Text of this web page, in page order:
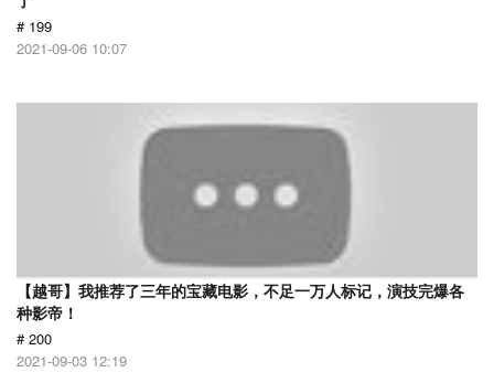
# 199
2021-09-06 10:07
【越哥】我推荐了三年的宝藏电影，不足一万人标记，演技完爆各
种影帝！
# 200
2021-09-03 12:19